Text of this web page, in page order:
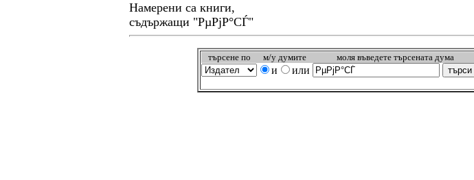
Намерени са книги,
съдържащи "РµРјР°СЃ"
търсeне по м/у думите моля въведете търсената дума
и или